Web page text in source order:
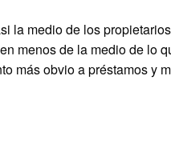
la medio de los
menos de la medio de lo
más obvio a préstamos y